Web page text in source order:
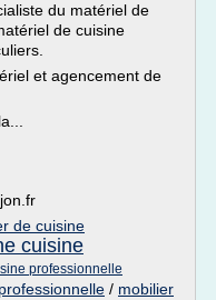
du matériel de
de cuisine
et agencement de
de cuisine
cuisine
professionnelle
/ mobilier